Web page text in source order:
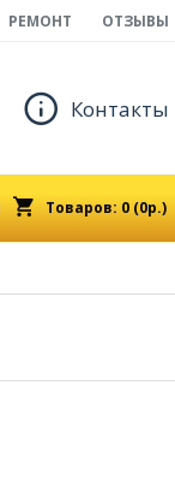
РЕМОНТ ОТЗЫВЫ
Контакты
Товаров: 0 (0р.)